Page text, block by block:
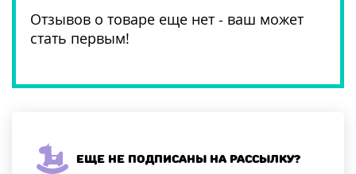
Отзывов о товаре еще нет - ваш может
стать первым!
Еще не подписаны на рассылку?